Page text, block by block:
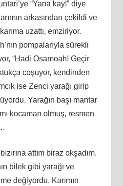
“Yana kay!” diye
arkasından çekildi ve
uzattı, emziriyor.
pompalarıyla sürekli
“Hadi Osamoah! Geçir
coşuyor, kendinden
ise Zenci yarağı girip
Yarağın başı mantar
kocaman olmuş, resmen
attım biraz okşadım.
bilek gibi yarağı ve
değiyordu. Karımın